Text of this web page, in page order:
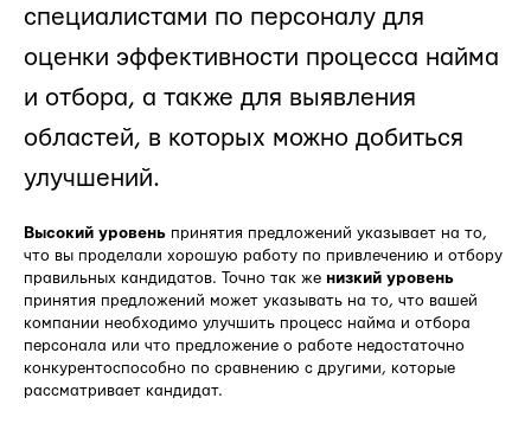
специалистами по персоналу для
оценки эффективности процесса найма
и отбора, а также для выявления
областей, в которых можно добиться
улучшений.
Высокий уровень принятия предложений указывает на то,
что вы проделали хорошую работу по привлечению и отбору
правильных кандидатов. Точно так же низкий уровень
принятия предложений может указывать на то, что вашей
компании необходимо улучшить процесс найма и отбора
персонала или что предложение о работе недостаточно
конкурентоспособно по сравнению с другими, которые
рассматривает кандидат.